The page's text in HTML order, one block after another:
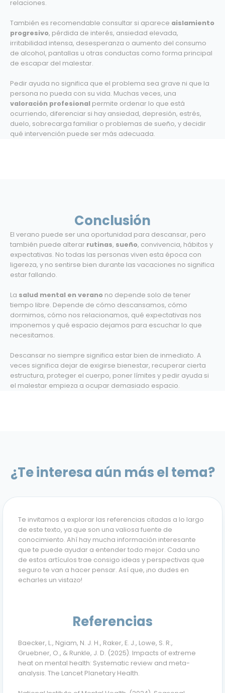
relaciones.
También es recomendable consultar si aparece aislamiento
progresivo, pérdida de interés, ansiedad elevada,
irritabilidad intensa, desesperanza o aumento del consumo
de alcohol, pantallas u otras conductas como forma principal
de escapar del malestar.
Pedir ayuda no significa que el problema sea grave ni que la
persona no pueda con su vida. Muchas veces, una
valoración profesional permite ordenar lo que está
ocurriendo, diferenciar si hay ansiedad, depresión, estrés,
duelo, sobrecarga familiar o problemas de sueño, y decidir
qué intervención puede ser más adecuada.
Conclusión
El verano puede ser una oportunidad para descansar, pero
también puede alterar rutinas, sueño, convivencia, hábitos y
expectativas. No todas las personas viven esta época con
ligereza, y no sentirse bien durante las vacaciones no significa
estar fallando.
La salud mental en verano no depende solo de tener
tiempo libre. Depende de cómo descansamos, cómo
dormimos, cómo nos relacionamos, qué expectativas nos
imponemos y qué espacio dejamos para escuchar lo que
necesitamos.
Descansar no siempre significa estar bien de inmediato. A
veces significa dejar de exigirse bienestar, recuperar cierta
estructura, proteger el cuerpo, poner límites y pedir ayuda si
el malestar empieza a ocupar demasiado espacio.
¿Te interesa aún más el tema?
Te invitamos a explorar las referencias citadas a lo largo
de este texto, ya que son una valiosa fuente de
conocimiento. Ahí hay mucha información interesante
que te puede ayudar a entender todo mejor. Cada uno
de estos artículos trae consigo ideas y perspectivas que
seguro te van a hacer pensar. Así que, ¡no dudes en
echarles un vistazo!
Referencias
Baecker, L., Ngiam, N. J. H., Raker, E. J., Lowe, S. R.,
Gruebner, O., & Runkle, J. D. (2025). Impacts of extreme
heat on mental health: Systematic review and meta-
analysis.The Lancet Planetary Health.